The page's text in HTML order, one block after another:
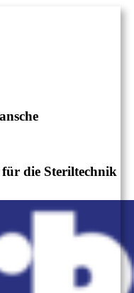
für die Steriltechnik